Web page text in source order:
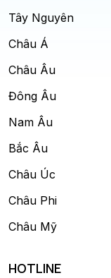
Tây Nguyên
Châu Á
Châu Âu
Đông Âu
Nam Âu
Bắc Âu
Châu Úc
Châu Phi
Châu Mỹ
HOTLINE